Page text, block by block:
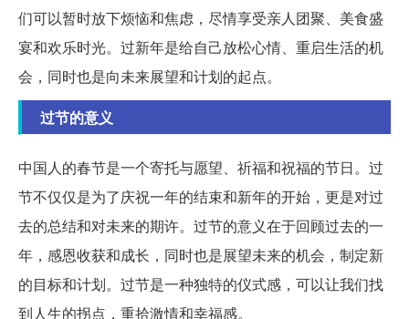
们可以暂时放下烦恼和焦虑，尽情享受亲人团聚、美食盛
宴和欢乐时光。过新年是给自己放松心情、重启生活的机
会，同时也是向未来展望和计划的起点。
过节的意义
中国人的春节是一个寄托与愿望、祈福和祝福的节日。过
节不仅仅是为了庆祝一年的结束和新年的开始，更是对过
去的总结和对未来的期许。过节的意义在于回顾过去的一
年，感恩收获和成长，同时也是展望未来的机会，制定新
的目标和计划。过节是一种独特的仪式感，可以让我们找
到人生的拐点，重拾激情和幸福感。